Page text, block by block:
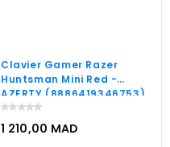
Clavier Gamer Razer
Huntsman Mini Red -
AZERTY (8886419346753)
1 210,00 MAD